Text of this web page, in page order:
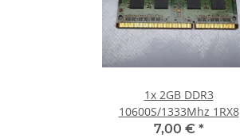
1x 2GB DDR3
10600S/1333Mhz 1RX8
Notebook SO-DIMM RAM
7,00 € *